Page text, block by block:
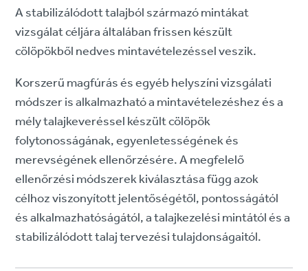
A stabilizálódott talajból származó mintákat
vizsgálat céljára általában frissen készült
cölöpökből nedves mintavételezéssel veszik.
Korszerű magfúrás és egyéb helyszíni vizsgálati
módszer is alkalmazható a mintavételezéshez és a
mély talajkeveréssel készült cölöpök
folytonosságának, egyenletességének és
merevségének ellenőrzésére. A megfelelő
ellenőrzési módszerek kiválasztása függ azok
célhoz viszonyított jelentőségétől, pontosságától
és alkalmazhatóságától, a talajkezelési mintától és a
stabilizálódott talaj tervezési tulajdonságaitól.